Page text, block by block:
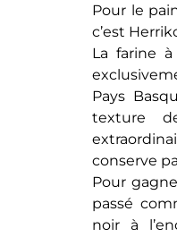
Pour le
c’est
La farine
Pays
texture
conserve
Pour
passé
noir à